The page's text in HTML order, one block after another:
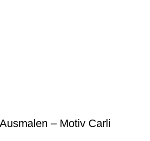
– Motiv Carli